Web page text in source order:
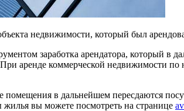
недвижимости, который был
заработка арендатора, который
аренде коммерческой недвижимости
в дальнейшем пересдаются
вы можете посмотреть на странице